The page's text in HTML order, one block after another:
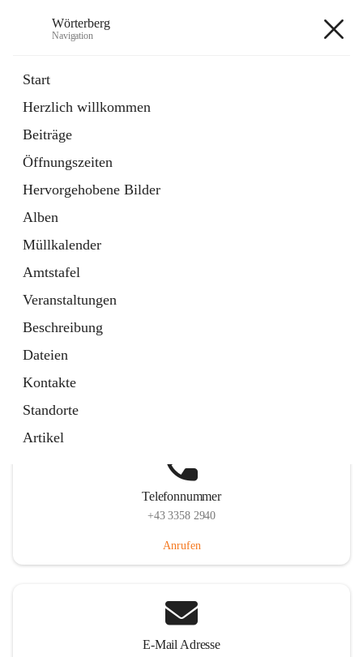
Wörterberg
Navigation
Start
Herzlich willkommen
Beiträge
Öffnungszeiten
Hervorgehobene Bilder
Alben
Müllkalender
Amtstafel
Veranstaltungen
Beschreibung
Dateien
Kontakte
Standorte
Artikel
5 Schnellzugriffe
Bürgerservice
9 Schnellzugriffe
Telefonnummer
+43 3358 2940
Anrufen
E-Mail Adresse